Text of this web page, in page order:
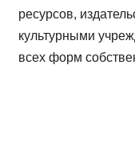
ресурсов,
культурными
всех форм